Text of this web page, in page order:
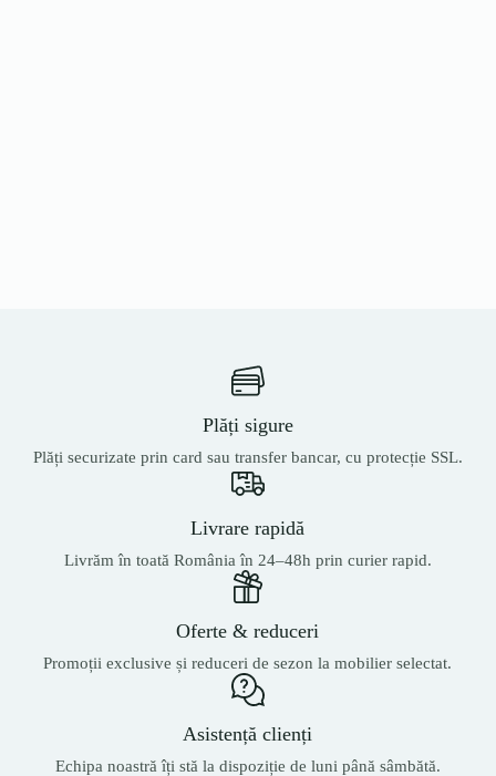
Plăți sigure
Plăți securizate prin card sau transfer bancar, cu protecție SSL.
Livrare rapidă
Livrăm în toată România în 24–48h prin curier rapid.
Oferte & reduceri
Promoții exclusive și reduceri de sezon la mobilier selectat.
Asistență clienți
Echipa noastră îți stă la dispoziție de luni până sâmbătă.